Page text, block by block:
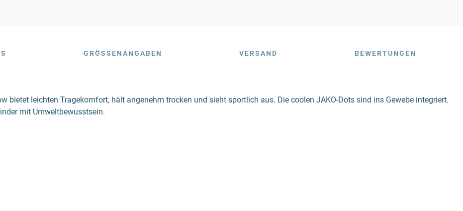
GRÖSSENANGABEN VERSAND BEWERTUNGEN
bietet leichten Tragekomfort, hält angenehm trocken und sieht sportlich aus. Die coolen JAKO-Dots sind ins Gewebe integriert.
mit Umweltbewusstsein.